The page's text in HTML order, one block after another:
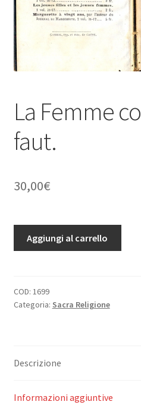
Privacy Policy
La Femme
faut.
30,00€
Femme
faut.
quantità
Aggiungi al carrello
COD: 1699
Categoria: Sacra Religione
Descrizione
Informazioni aggiuntive